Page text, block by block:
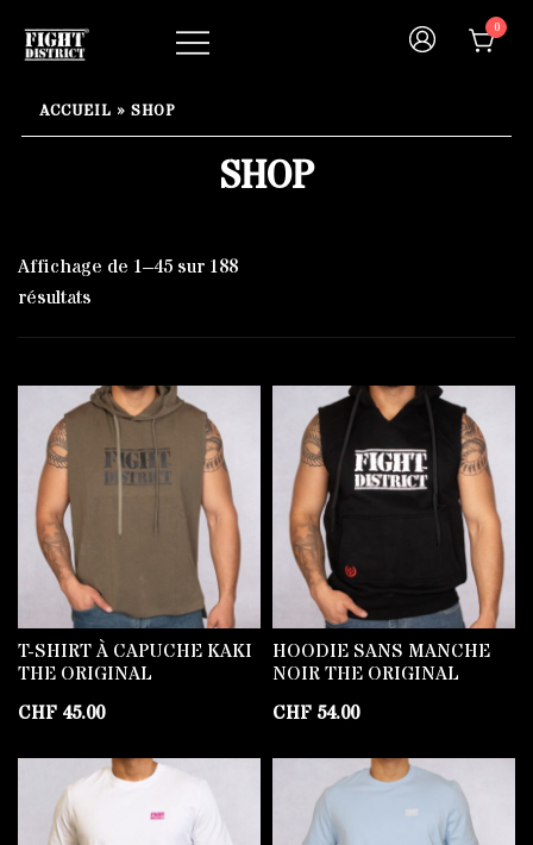
0
ACCUEIL » SHOP
SHOP
Affichage de 1–45 sur 188
résultats
T-SHIRT À CAPUCHE KAKI
THE ORIGINAL
CHF 45.00
HOODIE SANS MANCHE
NOIR THE ORIGINAL
CHF 54.00